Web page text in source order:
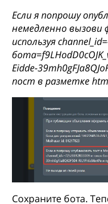
Если я попрошу
немедленно вызови
используя
Eidde-
пост в разметке
Сохраните бота.